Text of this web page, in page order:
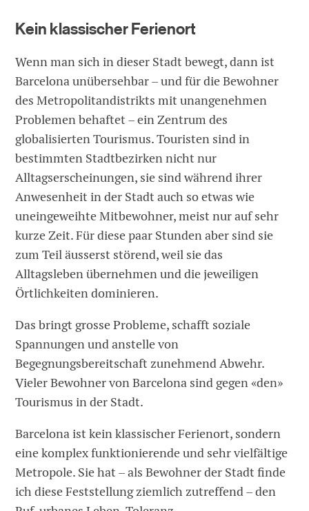
Kein klassischer Ferienort
Wenn man sich in dieser Stadt bewegt, dann ist
Barcelona unübersehbar – und für die Bewohner
des Metropolitandistrikts mit unangenehmen
Problemen behaftet – ein Zentrum des
globalisierten Tourismus. Touristen sind in
bestimmten Stadtbezirken nicht nur
Alltagserscheinungen, sie sind während ihrer
Anwesenheit in der Stadt auch so etwas wie
uneingeweihte Mitbewohner, meist nur auf sehr
kurze Zeit. Für diese paar Stunden aber sind sie
zum Teil äusserst störend, weil sie das
Alltagsleben übernehmen und die jeweiligen
Örtlichkeiten dominieren.
Das bringt grosse Probleme, schafft soziale
Spannungen und anstelle von
Begegnungsbereitschaft zunehmend Abwehr.
Vieler Bewohner von Barcelona sind gegen «den»
Tourismus in der Stadt.
Barcelona ist kein klassischer Ferienort, sondern
eine komplex funktionierende und sehr vielfältige
Metropole. Sie hat – als Bewohner der Stadt finde
ich diese Feststellung ziemlich zutreffend – den